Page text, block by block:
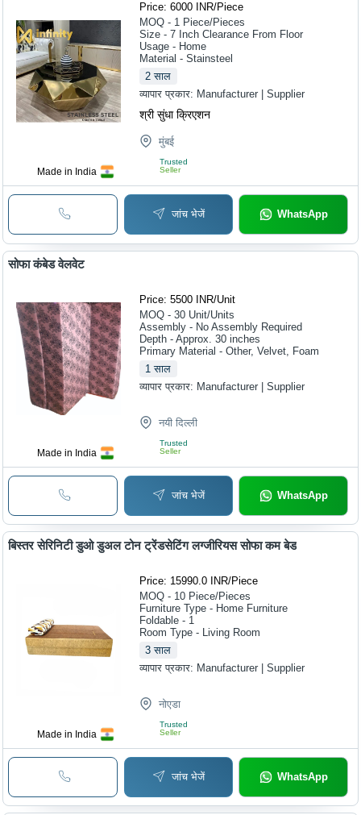
Made in India
Price: 6000 INR/Piece
MOQ - 1 Piece/Pieces
Size - 7 Inch Clearance From Floor
Usage - Home
Material - Stainsteel
2 साल
व्यापार प्रकार: Manufacturer | Supplier
श्री सुंधा क्रिएशन
मुंबई
Trusted
Seller
जांच भेजें WhatsApp
Made in India
सोफा कंबेड वेलवेट
Price: 5500 INR/Unit
MOQ - 30 Unit/Units
Assembly - No Assembly Required
Depth - Approx. 30 inches
Primary Material - Other, Velvet, Foam
1 साल
व्यापार प्रकार: Manufacturer | Supplier
नयी दिल्ली
Trusted
Seller
जांच भेजें WhatsApp
Made in India
बिस्तर सेरिनिटी डुओ डुअल टोन ट्रेंडसेटिंग लग्जीरियस सोफा कम बेड
Price: 15990.0 INR/Piece
MOQ - 10 Piece/Pieces
Furniture Type - Home Furniture
Foldable - 1
Room Type - Living Room
3 साल
व्यापार प्रकार: Manufacturer | Supplier
नोएडा
Trusted
Seller
जांच भेजें WhatsApp